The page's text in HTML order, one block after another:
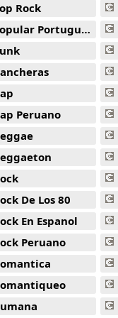
Rock
Portuguesa
Peruano
De Los 80
En Espanol
Peruano